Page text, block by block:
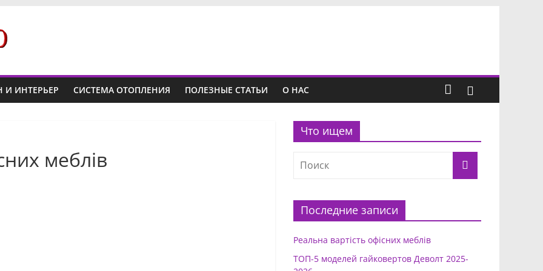
И ИНТЕРЬЕР СИСТЕМА ОТОПЛЕНИЯ ПОЛЕЗНЫЕ СТАТЬИ О НАС
меблів
Что ищем
Последние записи
Реальна вартість офісних меблів
ТОП-5 моделей гайковертов Деволт 2025-